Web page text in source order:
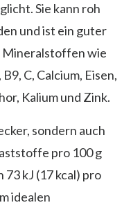
Sie kann roh
und ist ein guter
Mineralstoffen wie
C, Calcium, Eisen,
Kalium und Zink.
sondern auch
pro 100 g
kJ (17 kcal) pro
idealen